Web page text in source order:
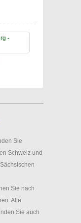
Sie
Schweiz und
Sie nach
Alle
Sie auch